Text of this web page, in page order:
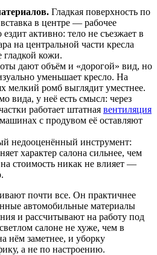
Гладкая поверхность по
в центре — рабочее
активно: тело не съезжает в
на центральной части кресла
кожи.
дают объём и «дорогой» вид, но
уменьшает кресло. На
мелкий ромб выглядит уместнее.
вида, у неё есть смысл: через
работает штатная вентиляция
с продувом её оставляют
недооценённый инструмент:
характер салона сильнее, чем
стоимость никак не влияет —
почти все. Он практичнее
автомобильные материалы
и рассчитывают на работу под
салоне не хуже, чем в
нём заметнее, и уборку
а не по настроению.